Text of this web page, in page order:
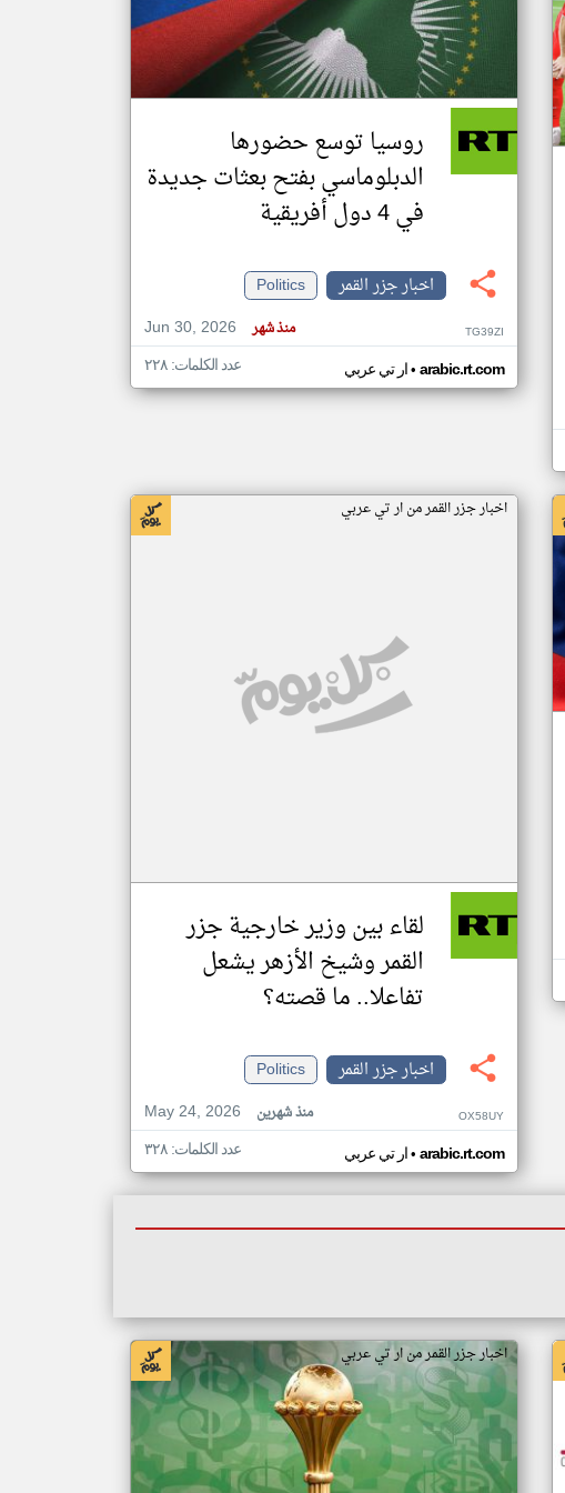
تغيير الدولة
اخبار جزر القمر على مدار الساعة
أهم اخبار جزر القمر العاجلة والمباشرة
روسيا توسع حضورها
الدبلوماسي بفتح بعثات جديدة
في 4 دول أفريقية
اخبار جزر القمر
Politics
Jun 30, 2026
منذ شهر TG39ZI
ار تي عربي• arabic.rt.com عدد الكلمات: ٢٢٨
اخبار جزر القمر من ار تي عربي
لقاء بين وزير خارجية جزر
القمر وشيخ الأزهر يشعل
تفاعلا.. ما قصته؟
اخبار جزر القمر
Politics
May 24, 2026
منذ شهرين OX58UY
ار تي عربي• arabic.rt.com عدد الكلمات: ٣٢٨
اخبار جزر القمر من ار تي عربي
klyoum.com